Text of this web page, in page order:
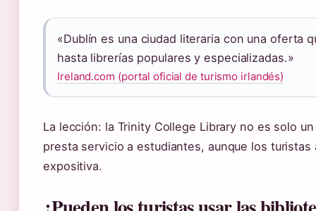
«Dublín es una ciudad literaria con una oferta
hasta librerías populares y especializadas.»
Ireland.com (portal oficial de turismo irlandés)
La lección: la Trinity College Library no es solo
presta servicio a estudiantes, aunque los
expositiva.